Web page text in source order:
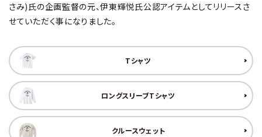
さみ)氏の企画監督の元、伊東輝悦氏公認アイテムとしてリリースさ
せていただく事になりました。
Tシャツ
ロングスリーブTシャツ
クルースウェット